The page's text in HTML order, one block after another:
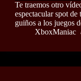
Te traemos otro
espectacular spot
guiños a los juegos
XboxManiac